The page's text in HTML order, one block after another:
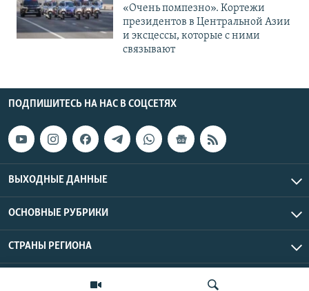
«Очень помпезно». Кортежи
президентов в Центральной Азии
и эксцессы, которые с ними
связывают
ПОДПИШИТЕСЬ НА НАС В СОЦСЕТЯХ
ВЫХОДНЫЕ ДАННЫЕ
ОСНОВНЫЕ РУБРИКИ
СТРАНЫ РЕГИОНА
Азаттык Азия © 2026 RFE/RL, Inc. | Все права защищены.